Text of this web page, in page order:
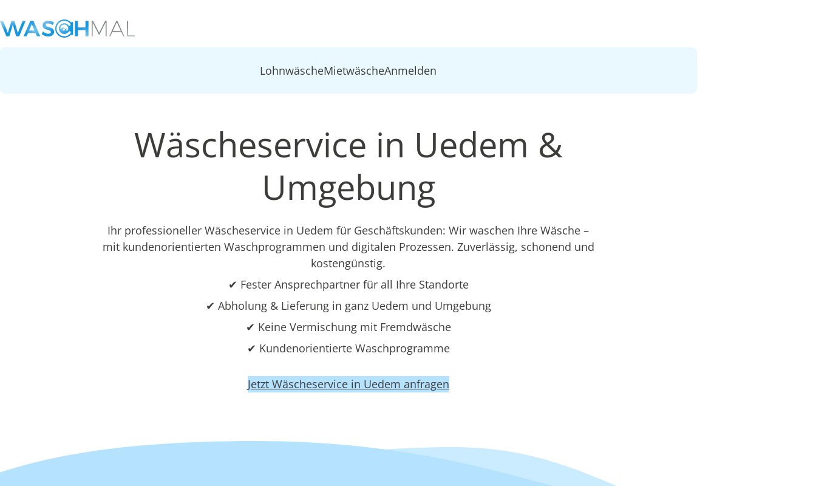
LohnwäscheMietwäscheAnmelden
Wäscheservice in Uedem &
Umgebung
Ihr professioneller Wäscheservice in Uedem für Geschäftskunden: Wir waschen Ihre Wäsche –
mit kundenorientierten Waschprogrammen und digitalen Prozessen. Zuverlässig, schonend und
kostengünstig.
✔ Fester Ansprechpartner für all Ihre Standorte
✔ Abholung & Lieferung in ganz Uedem und Umgebung
✔ Keine Vermischung mit Fremdwäsche
✔ Kundenorientierte Waschprogramme
Jetzt Wäscheservice in Uedem anfragen